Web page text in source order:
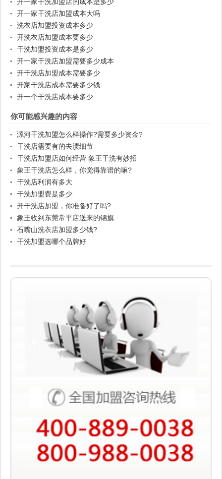
开一家干洗加盟店的成本是多少
开一家干洗店加盟成本大吗
洗衣店加盟投资成本多少
开洗衣店加盟成本要多少
干洗加盟投资成本是多少
开一家干洗店加盟需要多少成本
开干洗店加盟成本需要多少
开家干洗店成本需要多少钱
开一个干洗店成本要多少
你可能感兴趣的内容
漯河干洗加盟怎么样操作?需要多少资金?
干洗店需要有的去渍细节
干洗店加盟店如何经营 象王干洗有妙招
象王干洗店怎么样，你觉得靠谱的嘛?
干洗店利润有多大
干洗加盟费是多少
开干洗店加盟，你准备好了吗?
象王收到东莞常平店送来的锦旗
石嘴山洗衣店加盟多少钱?
干洗加盟选哪个品牌好